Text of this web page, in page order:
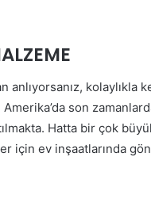
kolaylıkla
son
Hatta bir çok
için ev inşaatlarında